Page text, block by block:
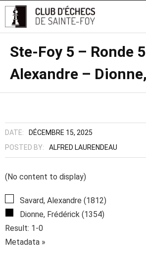
Ste-Foy 5 – Ronde
Alexandre –
DATE:
DÉCEMBRE 15, 2025
POSTED BY:
ALFRED LAURENDEAU
(No content to display)
Savard, Alexandre (1812)
Dionne, Frédérick (1354)
Result: 1-0
Metadata »